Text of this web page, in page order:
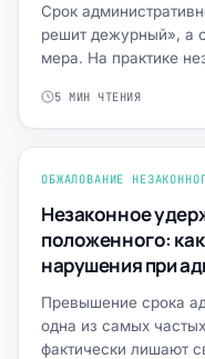
Срок
решит дежурный», а
мера. На практике
5 МИН ЧТЕНИЯ
ОБЖАЛОВАНИЕ
Незаконное
положенного:
нарушения при
задержании
Превышение срока
одна из самых
фактически лишают